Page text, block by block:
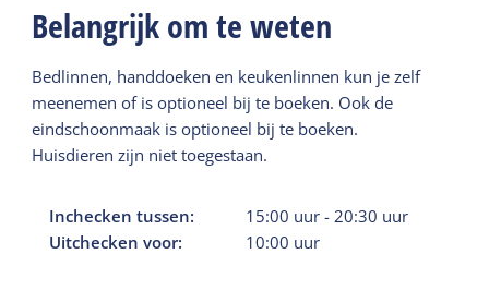
Belangrijk om te weten
Bedlinnen, handdoeken en keukenlinnen kun je zelf
meenemen of is optioneel bij te boeken. Ook de
eindschoonmaak is optioneel bij te boeken.
Huisdieren zijn niet toegestaan.
Inchecken tussen: 15:00 uur -20:30 uur
Uitchecken voor:
10:00 uur